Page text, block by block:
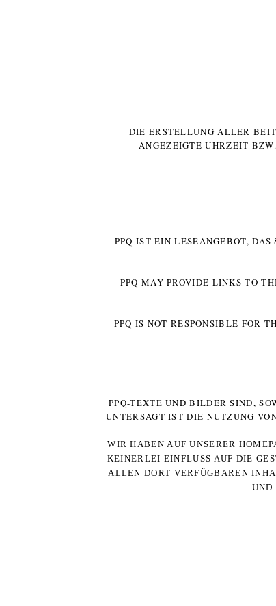
DIE ERSTELLUNG ALLER
ANGEZEIGTE UHRZEIT
PPQ IST EIN LESEANGEBOT,
PPQ MAY PROVIDE LINKS TO
PPQ IS NOT RESPONSIBLE FOR
PPQ-TEXTE UND BILDER SIND,
UNTERSAGT IST DIE NUTZUNG
WIR HABEN AUF UNSERER
KEINERLEI EINFLUSS AUF DIE
ALLEN DORT VERFÜGBAREN
UND